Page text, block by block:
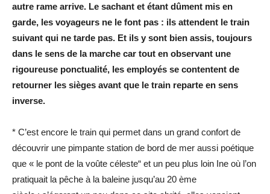
autre rame arrive. Le sachant et étant dûment mis en
garde, les voyageurs ne le font pas : ils attendent le train
suivant qui ne tarde pas. Et ils y sont bien assis, toujours
dans le sens de la marche car tout en observant une
rigoureuse ponctualité, les employés se contentent de
retourner les sièges avant que le train reparte en sens
inverse.
* C’est encore le train qui permet dans un grand confort de
découvrir une pimpante station de bord de mer aussi poétique
que « le pont de la voûte céleste“ et un peu plus loin Ine où l’on
pratiquait la pêche à la baleine jusqu’au 20 ème